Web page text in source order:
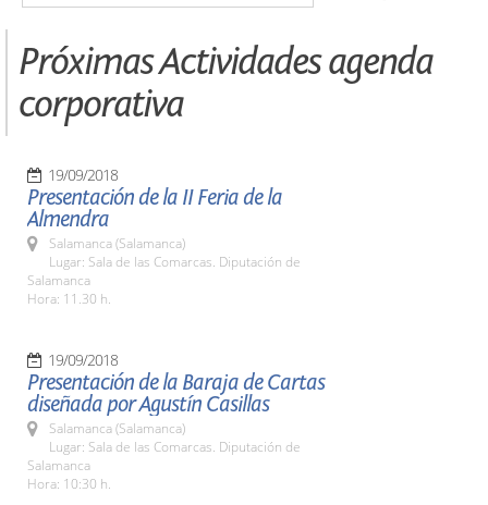
Próximas Actividades agenda
corporativa
19/09/2018
Presentación de la II Feria de la
Almendra
Salamanca (Salamanca)
Lugar: Sala de las Comarcas. Diputación de
Salamanca
Hora: 11.30 h.
19/09/2018
Presentación de la Baraja de Cartas
diseñada por Agustín Casillas
Salamanca (Salamanca)
Lugar: Sala de las Comarcas. Diputación de
Salamanca
Hora: 10:30 h.